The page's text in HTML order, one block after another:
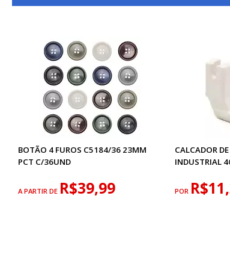
BOTÃO 4 FUROS C5184/36 23MM
PCT C/36UND
A PARTIR DE R$39,99
CALCADOR
INDUSTRIAL
POR